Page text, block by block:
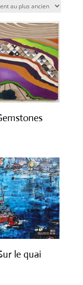
plus
récent
au
plus
ancien
le quai